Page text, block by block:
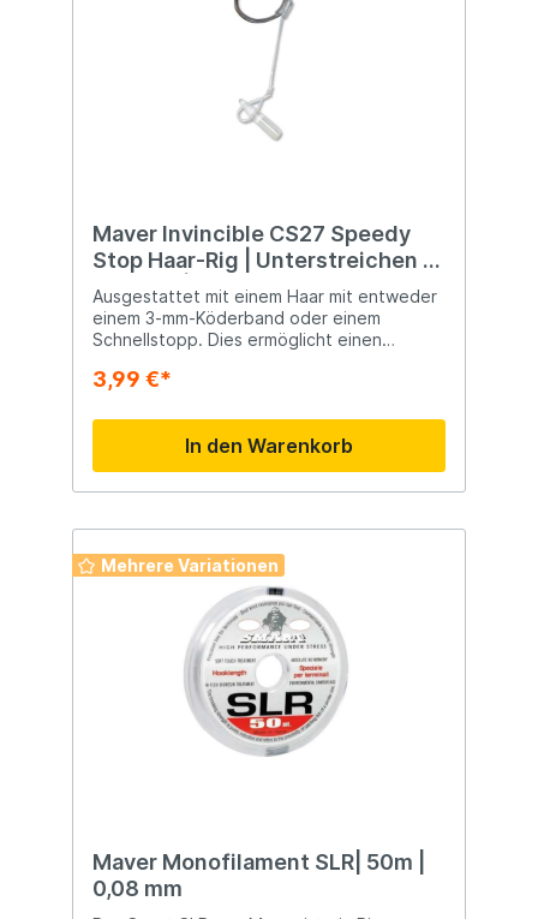
Maver Invincible CS27 Speedy
Stop Haar-Rig | Unterstreichen |
0,18 mm | Hakengröße 16
Ausgestattet mit einem Haar mit entweder
einem 3-mm-Köderband oder einem
Schnellstopp. Dies ermöglicht einen
3,99 €*
In den Warenkorb
Mehrere Variationen
Maver Monofilament SLR| 50m |
0,08 mm